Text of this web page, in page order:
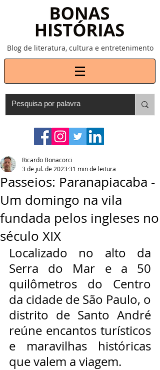
Blog de literatura, cultura e entretenimento
Passeios: Paranapiacaba -
Um domingo na vila
fundada pelos ingleses no
século XIX
Ricardo Bonacorci
3 de jul. de 202331 min de leitura
Localizado no alto da
Serra do Mar e a 50
quilômetros do Centro
da cidade de São Paulo, o
distrito de Santo André
reúne encantos turísticos
e maravilhas históricas
que valem a viagem.